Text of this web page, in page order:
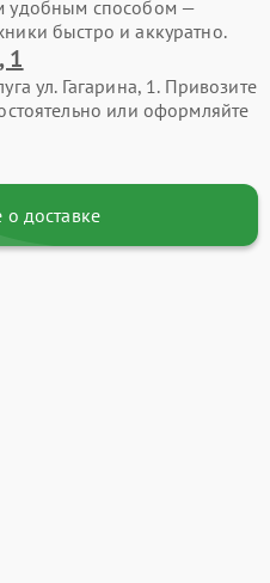
удобным способом —
быстро и аккуратно.
1
ул. Гагарина, 1. Привозите
или оформляйте
доставке